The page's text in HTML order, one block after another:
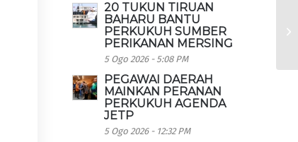
20 TUKUN TIRUAN
BAHARU BANTU
PERKUKUH SUMBER
PERIKANAN MERSING
5 Ogo 2026 - 5:08 PM
PEGAWAI DAERAH
MAINKAN PERANAN
PERKUKUH AGENDA
JETP
5 Ogo 2026 - 12:32 PM